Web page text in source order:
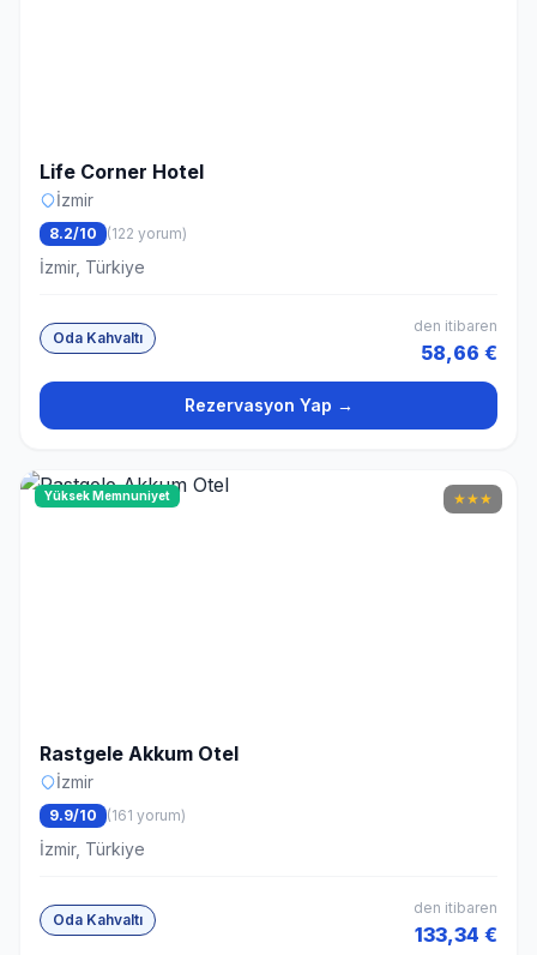
Life Corner Hotel
İzmir
8.2/10 (122 yorum)
İzmir, Türkiye
Oda Kahvaltı
den itibaren
58,66 €
Rezervasyon Yap →
Yüksek Memnuniyet ★★★
Rastgele Akkum Otel
İzmir
9.9/10 (161 yorum)
İzmir, Türkiye
Oda Kahvaltı
den itibaren
133,34 €